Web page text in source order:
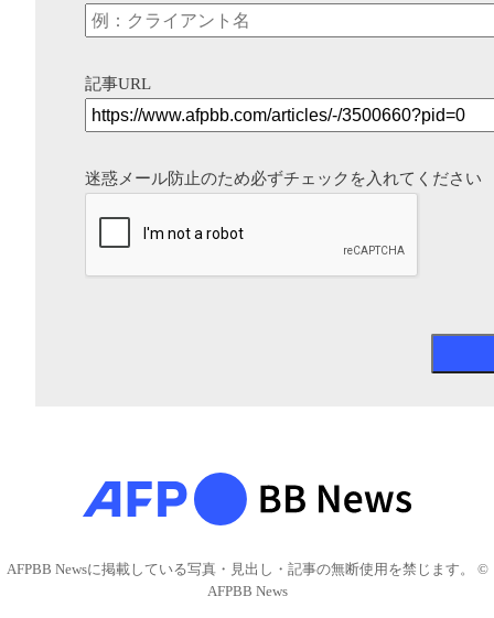
記事URL
迷惑メール防止のため必ずチェックを入れてください
AFPBB Newsに掲載している写真・見出し・記事の無断使用を禁じます。 ©
AFPBB News